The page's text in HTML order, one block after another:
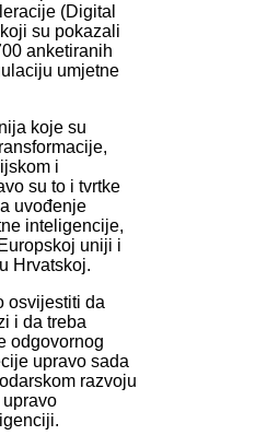
(Digital
su pokazali
anketiranih
umjetne
koje su
i
su to i tvrtke
uvođenje
inteligencije,
uniji i
Hrvatskoj.
osvijestiti da
i da treba
odgovornog
upravo sada
razvoju